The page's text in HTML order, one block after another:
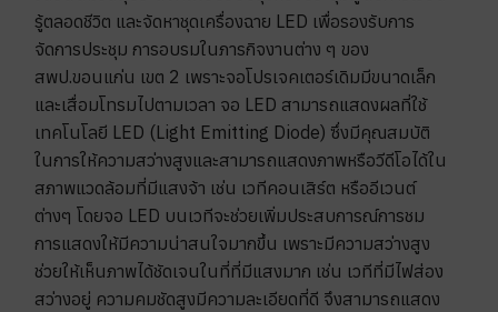
รู้ตลอดชีวิต และจัดหาชุดเครื่องฉาย LED เพื่อรองรับการ
จัดการประชุม การอบรมในภารกิจงานต่าง ๆ ของ
สพป.ขอนแก่น เขต 2 เพราะจอโปรเจคเตอร์เดิมมีขนาดเล็ก
และเสื่อมโทรมไปตามเวลา จอ LED สามารถแสดงผลที่ใช้
เทคโนโลยี LED (Light Emitting Diode) ซึ่งมีคุณสมบัติ
ในการให้ความสว่างสูงและสามารถแสดงภาพหรือวีดีโอได้ใน
สภาพแวดล้อมที่มีแสงจ้า เช่น เวทีคอนเสิร์ต หรืออีเวนต์
ต่างๆ โดยจอ LED บนเวทีจะช่วยเพิ่มประสบการณ์การชม
การแสดงให้มีความน่าสนใจมากขึ้น เพราะมีความสว่างสูง
ช่วยให้เห็นภาพได้ชัดเจนในที่ที่มีแสงมาก เช่น เวทีที่มีไฟส่อง
สว่างอยู่ ความคมชัดสูงมีความละเอียดที่ดี จึงสามารถแสดง